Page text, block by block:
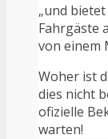
„und
Fahrgäste
von einem
Woher ist
dies nicht
ofizielle
warten!